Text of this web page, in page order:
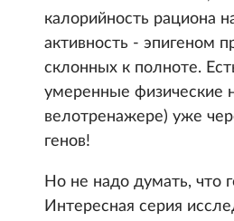
калорийность рациона
активность - эпигеном
склонных к полноте.
умеренные физические
велотренажере) уже
генов!
Но не надо думать, что
Интересная серия